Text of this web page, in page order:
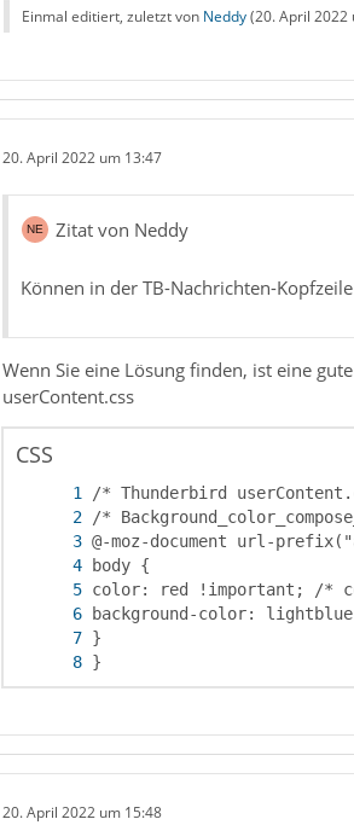
Einmal editiert, zuletzt von Neddy(20. April 2022
20. April 2022 um 13:47
Zitat von Neddy
Können in der TB-Nachrichten-
Wenn Sie eine Lösung finden, ist eine
userContent.css
CSS
}
20. April 2022 um 15:48